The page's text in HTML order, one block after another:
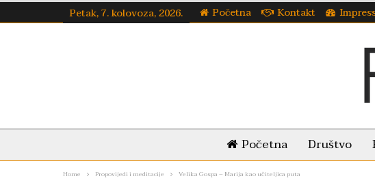
Petak, 7. kolovoza, 2026. Početna Kontakt
Početna Društvo
Home Propovijedi i meditacije Velika Gospa – Marija kao učiteljica puta